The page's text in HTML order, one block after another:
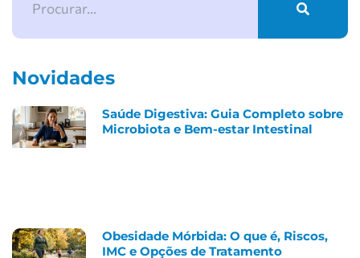
Novidades
Saúde Digestiva: Guia Completo sobre
Microbiota e Bem-estar Intestinal
Obesidade Mórbida: O que é, Riscos,
IMC e Opções de Tratamento